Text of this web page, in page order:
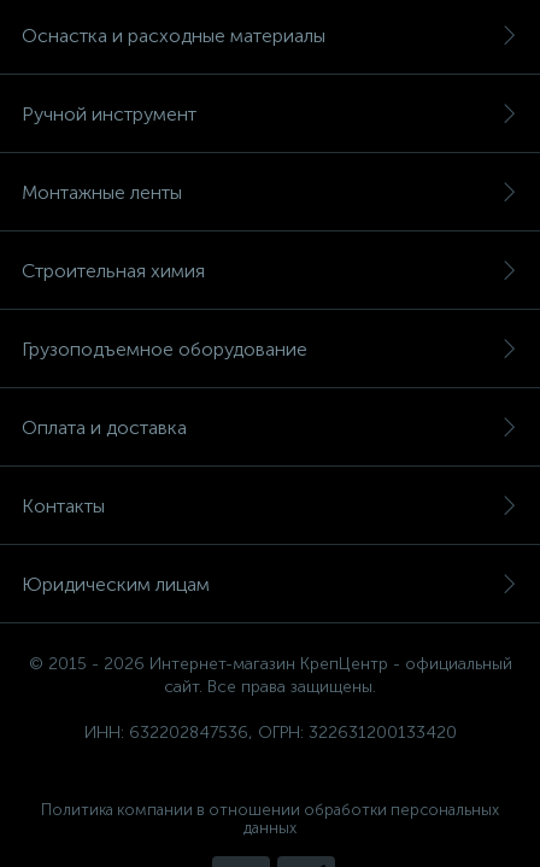
Оснастка и расходные материалы
Ручной инструмент
Монтажные ленты
Строительная химия
Грузоподъемное оборудование
Оплата и доставка
Контакты
Юридическим лицам
© 2015 - 2026 Интернет-магазин КрепЦентр - официальный
сайт. Все права защищены.
ИНН: 632202847536, ОГРН: 322631200133420
Политика компании в отношении обработки персональных
данных